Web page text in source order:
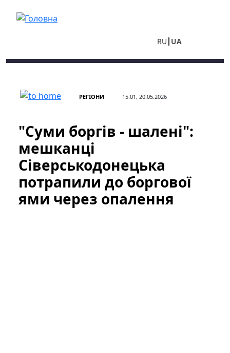
RU UA
РЕГІОНИ 15:01, 20.05.2026
"Суми боргів - шалені":
мешканці
Сіверськодонецька
потрапили до боргової
ями через опалення